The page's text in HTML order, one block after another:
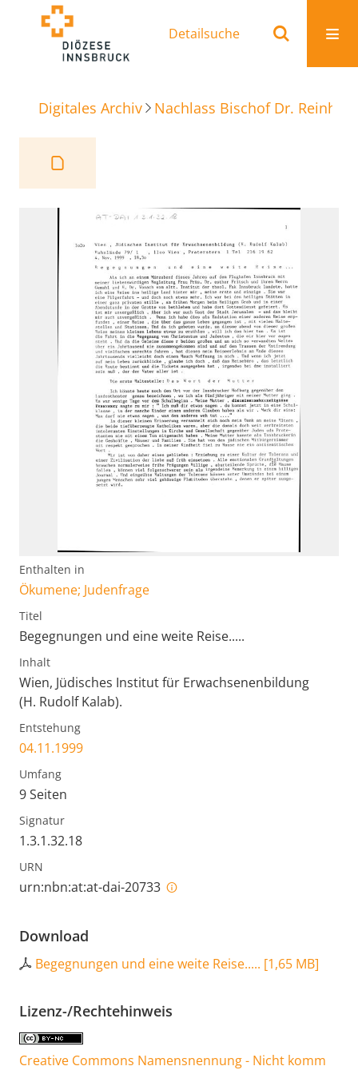
Detailsuche
Digitales Archiv Nachlass Bischof Dr.
Enthalten in
Ökumene; Judenfrage
Titel
Begegnungen und eine weite Reise.....
Inhalt
Wien, Jüdisches Institut für Erwachsenenbildung
(H. Rudolf Kalab).
Entstehung
04.11.1999
Umfang
9 Seiten
Signatur
1.3.1.32.18
URN
urn:nbn:at:at-dai-20733
Download
Begegnungen und eine weite Reise..... [1,65 MB]
Lizenz-/Rechtehinweis
Creative Commons Namensnennung - Nicht komm